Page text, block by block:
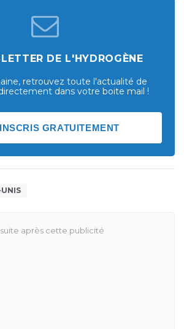
DE L'HYDROGÈNE
retrouvez toute l'actualité de
dans votre boite mail !
GRATUITEMENT